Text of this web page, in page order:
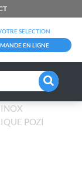
SELECTION
EN LIGNE
POZI